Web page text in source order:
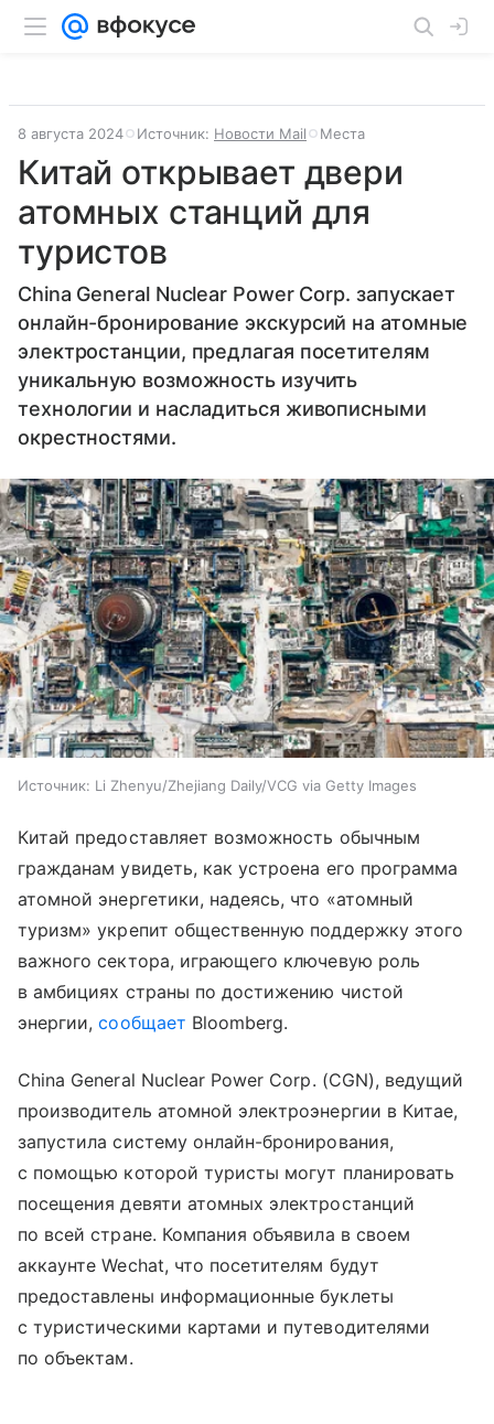
8 августа 2024 Источник: Новости Mail Места
Китай открывает двери
атомных станций для
туристов
China General Nuclear Power Corp. запускает
онлайн-бронирование экскурсий на атомные
электростанции, предлагая посетителям
уникальную возможность изучить
технологии и насладиться живописными
окрестностями.
Источник: Li Zhenyu/Zhejiang Daily/VCG via Getty Images
Китай предоставляет возможность обычным
гражданам увидеть, как устроена его программа
атомной энергетики, надеясь, что «атомный
туризм» укрепит общественную поддержку этого
важного сектора, играющего ключевую роль
в амбициях страны по достижению чистой
энергии,сообщает Bloomberg.
China General Nuclear Power Corp. (CGN), ведущий
производитель атомной электроэнергии в Китае,
запустила систему онлайн-бронирования,
с помощью которой туристы могут планировать
посещения девяти атомных электростанций
по всей стране. Компания объявила в своем
аккаунте Wechat, что посетителям будут
предоставлены информационные буклеты
с туристическими картами и путеводителями
по объектам.